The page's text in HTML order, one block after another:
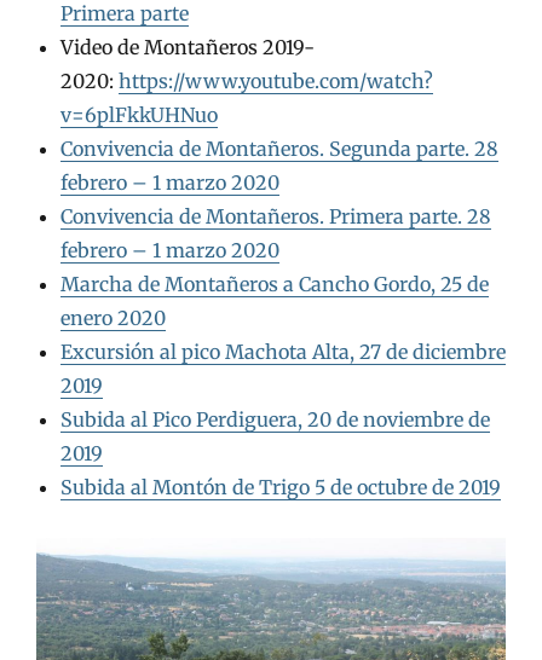
Primera parte
Video de Montañeros 2019-
2020: https://www.youtube.com/watch?
v=6plFkkUHNuo
Convivencia de Montañeros. Segunda parte. 28
febrero – 1 marzo 2020
Convivencia de Montañeros. Primera parte. 28
febrero – 1 marzo 2020
Marcha de Montañeros a Cancho Gordo, 25 de
enero 2020
Excursión al pico Machota Alta, 27 de diciembre
2019
Subida al Pico Perdiguera, 20 de noviembre de
2019
Subida al Montón de Trigo 5 de octubre de 2019